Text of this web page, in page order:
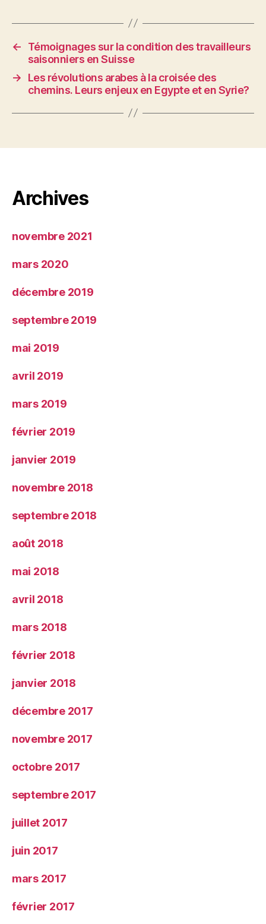
←
Témoignages sur la condition des travailleurs
saisonniers en Suisse
→
Les révolutions arabes à la croisée des
chemins. Leurs enjeux en Egypte et en Syrie?
Archives
novembre 2021
mars 2020
décembre 2019
septembre 2019
mai 2019
avril 2019
mars 2019
février 2019
janvier 2019
novembre 2018
septembre 2018
août 2018
mai 2018
avril 2018
mars 2018
février 2018
janvier 2018
décembre 2017
novembre 2017
octobre 2017
septembre 2017
juillet 2017
juin 2017
mars 2017
février 2017